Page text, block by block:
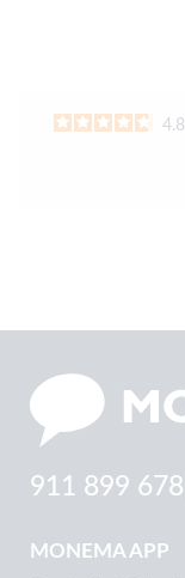
4.8
911 899 678
MONEMA APP